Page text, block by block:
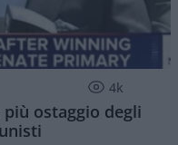
4k
ostaggio degli